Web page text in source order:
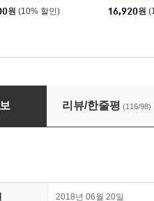
원 (10% 할인)
16,920원
리뷰/한줄평 (116/98)
2018년 06월 20일